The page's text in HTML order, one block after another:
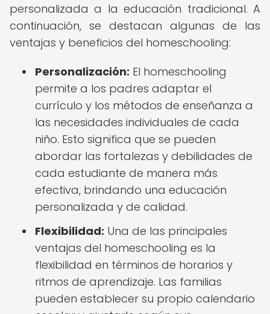
personalizada a la educación tradicional. A
continuación, se destacan algunas de las
ventajas y beneficios del homeschooling:
Personalización: El homeschooling
permite a los padres adaptar el
currículo y los métodos de enseñanza a
las necesidades individuales de cada
niño. Esto significa que se pueden
abordar las fortalezas y debilidades de
cada estudiante de manera más
efectiva, brindando una educación
personalizada y de calidad.
Flexibilidad: Una de las principales
ventajas del homeschooling es la
flexibilidad en términos de horarios y
ritmos de aprendizaje. Las familias
pueden establecer su propio calendario